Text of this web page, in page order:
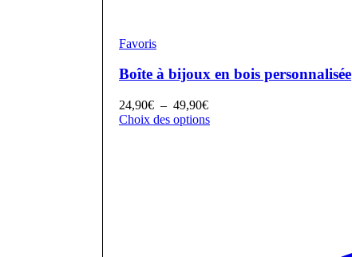
Favoris
Boîte à bijoux en bois personnalisée
24,90€ – 49,90€Plage
de
Choix des options